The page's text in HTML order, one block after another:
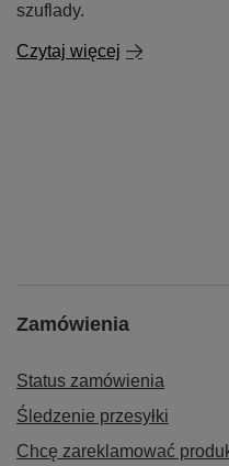
szuflady.
Czytaj więcej
Zamówienia
Status zamówienia
Śledzenie przesyłki
Chcę zareklamować